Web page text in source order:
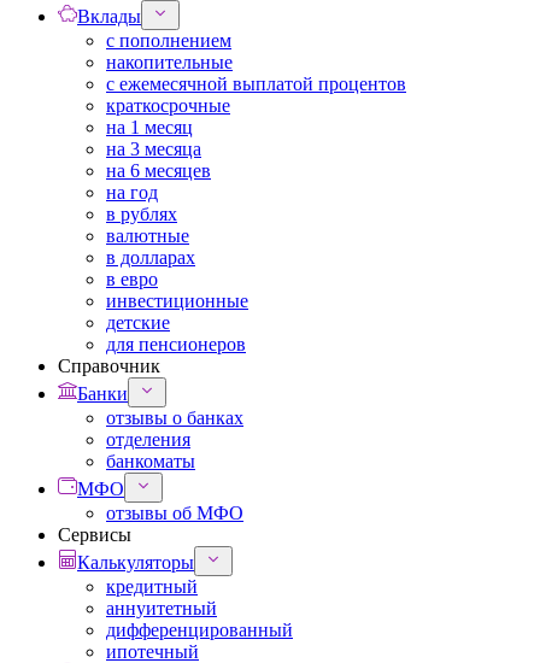
Вклады
с пополнением
накопительные
с ежемесячной выплатой процентов
краткосрочные
на 1 месяц
на 3 месяца
на 6 месяцев
на год
в рублях
валютные
в долларах
в евро
инвестиционные
детские
для пенсионеров
Справочник
Банки
отзывы о банках
отделения
банкоматы
МФО
отзывы об МФО
Сервисы
Калькуляторы
кредитный
аннуитетный
дифференцированный
ипотечный